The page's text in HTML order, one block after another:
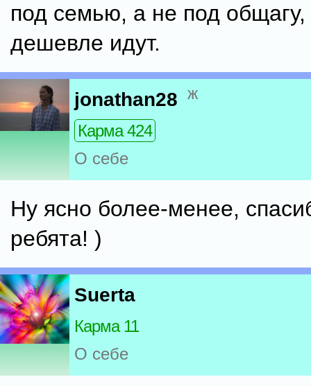
под семью, а не под
дешевле идут.
jonathan28 ж
Карма 424
О себе
Ну ясно более-менее,
ребята! )
Suerta
Карма 11
О себе